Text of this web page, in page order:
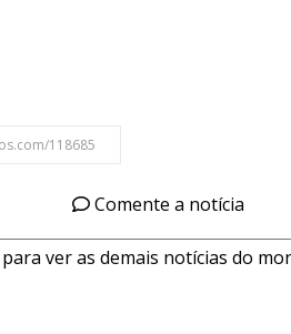
Comente a notícia
ver as demais notícias do